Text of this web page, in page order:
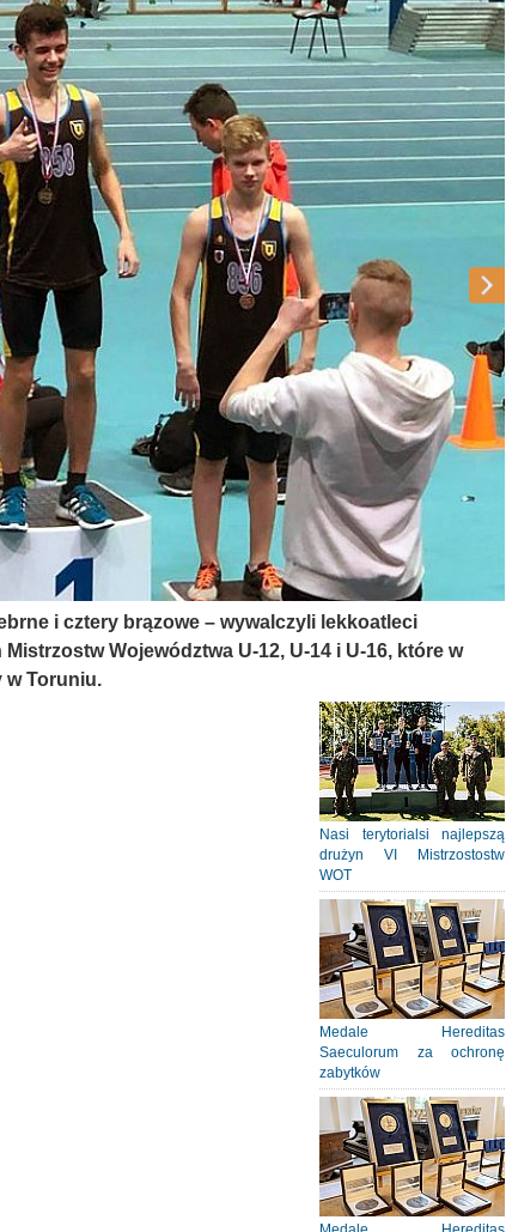
i cztery brązowe – wywalczyli lekkoatleci
Województwa U-12, U-14 i U-16, które w
w Toruniu.
Nasi terytorialsi najlepszą
drużyn VI Mistrzostostw
WOT
Medale Hereditas
Saeculorum za ochronę
zabytków